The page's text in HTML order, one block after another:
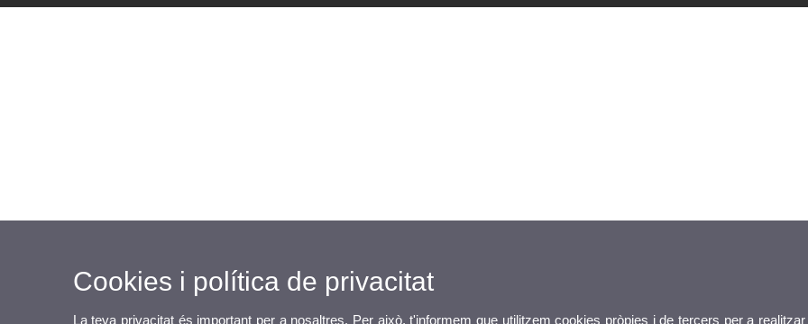
Cookies i política de privacitat
La teva privacitat és important per a nosaltres. Per això, t'informem que utilitzem cookies pròpies i de tercers per a realitzar